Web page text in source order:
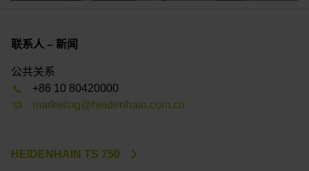
联系人 – 新闻
公共关系
+86 10 80420000
marketing@heidenhain.com.cn
HEIDENHAIN TS 750